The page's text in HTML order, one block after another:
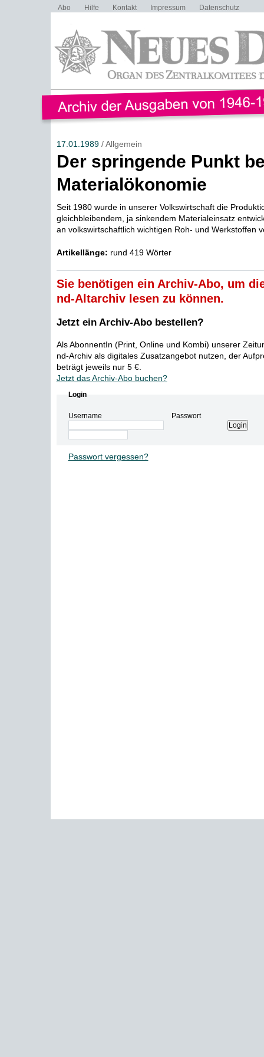
Abo Hilfe Kontakt Impressum Datenschutz
17.01.1989/ Allgemein
Der springende Punkt
Materialökonomie
Seit 1980 wurde in unserer Volkswirtschaft die
gleichbleibendem, ja sinkendem Materialeinsatz
an volkswirtschaftlich wichtigen Roh- und Werkstoffen
Artikellänge: rund 419 Wörter
Sie benötigen ein Archiv-Abo, um
nd-Altarchiv lesen zu können.
Jetzt ein Archiv-Abo bestellen?
Als AbonnentIn (Print, Online und Kombi) unserer
nd-Archiv als digitales Zusatzangebot nutzen, der
beträgt jeweils nur 5 €.
Jetzt das Archiv-Abo buchen?
Login
Username Passwort
Passwort vergessen?